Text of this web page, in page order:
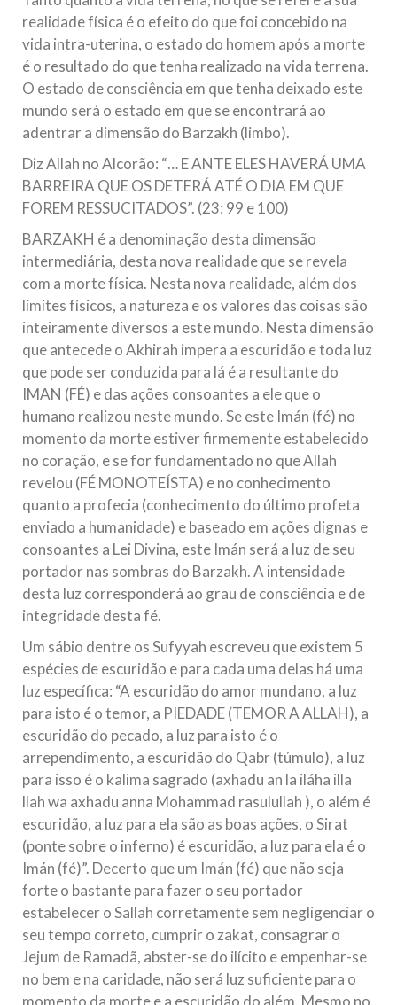
realidade física é o efeito do que foi concebido na
vida intra-uterina, o estado do homem após a morte
é o resultado do que tenha realizado na vida terrena.
O estado de consciência em que tenha deixado este
mundo será o estado em que se encontrará ao
adentrar a dimensão do Barzakh (limbo).
Diz Allah no Alcorão: “… E ANTE ELES HAVERÁ UMA
BARREIRA QUE OS DETERÁ ATÉ O DIA EM QUE
FOREM RESSUCITADOS”. (23: 99 e 100)
BARZAKH é a denominação desta dimensão
intermediária, desta nova realidade que se revela
com a morte física. Nesta nova realidade, além dos
limites físicos, a natureza e os valores das coisas são
inteiramente diversos a este mundo. Nesta dimensão
que antecede o Akhirah impera a escuridão e toda luz
que pode ser conduzida para lá é a resultante do
IMAN (FÉ) e das ações consoantes a ele que o
humano realizou neste mundo. Se este Imán (fé) no
momento da morte estiver firmemente estabelecido
no coração, e se for fundamentado no que Allah
revelou (FÉ MONOTEÍSTA) e no conhecimento
quanto a profecia (conhecimento do último profeta
enviado a humanidade) e baseado em ações dignas e
consoantes a Lei Divina, este Imán será a luz de seu
portador nas sombras do Barzakh. A intensidade
desta luz corresponderá ao grau de consciência e de
integridade desta fé.
Um sábio dentre os Sufyyah escreveu que existem 5
espécies de escuridão e para cada uma delas há uma
luz específica: “A escuridão do amor mundano, a luz
para isto é o temor, a PIEDADE (TEMOR A ALLAH), a
escuridão do pecado, a luz para isto é o
arrependimento, a escuridão do Qabr (túmulo), a luz
para isso é o kalima sagrado (axhadu an la iláha illa
llah wa axhadu anna Mohammad rasulullah ), o além é
escuridão, a luz para ela são as boas ações, o Sirat
(ponte sobre o inferno) é escuridão, a luz para ela é o
Imán (fé)”. Decerto que um Imán (fé) que não seja
forte o bastante para fazer o seu portador
estabelecer o Sallah corretamente sem negligenciar o
seu tempo correto, cumprir o zakat, consagrar o
Jejum de Ramadã, abster-se do ilícito e empenhar-se
no bem e na caridade, não será luz suficiente para o
momento da morte e a escuridão do além. Mesmo no